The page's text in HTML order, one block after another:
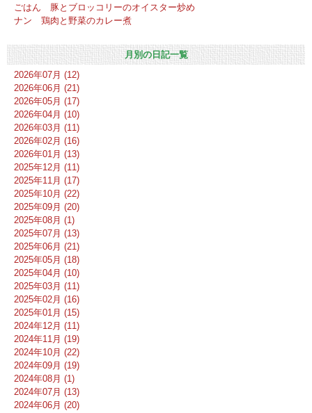
ごはん 豚とブロッコリーのオイスター炒め
ナン 鶏肉と野菜のカレー煮
月別の日記一覧
2026年07月 (12)
2026年06月 (21)
2026年05月 (17)
2026年04月 (10)
2026年03月 (11)
2026年02月 (16)
2026年01月 (13)
2025年12月 (11)
2025年11月 (17)
2025年10月 (22)
2025年09月 (20)
2025年08月 (1)
2025年07月 (13)
2025年06月 (21)
2025年05月 (18)
2025年04月 (10)
2025年03月 (11)
2025年02月 (16)
2025年01月 (15)
2024年12月 (11)
2024年11月 (19)
2024年10月 (22)
2024年09月 (19)
2024年08月 (1)
2024年07月 (13)
2024年06月 (20)